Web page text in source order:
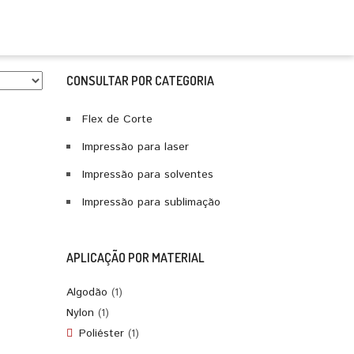
CONSULTAR POR CATEGORIA
Flex de Corte
Impressão para laser
Impressão para solventes
Impressão para sublimação
APLICAÇÃO POR MATERIAL
Algodão (1)
Nylon (1)
Poliéster (1)